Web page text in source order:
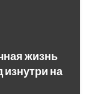
жизнь
изнутри на